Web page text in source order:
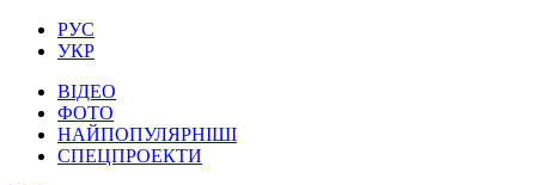
РУС
УКР
ВІДЕО
ФОТО
НАЙПОПУЛЯРНІШІ
СПЕЦПРОЕКТИ